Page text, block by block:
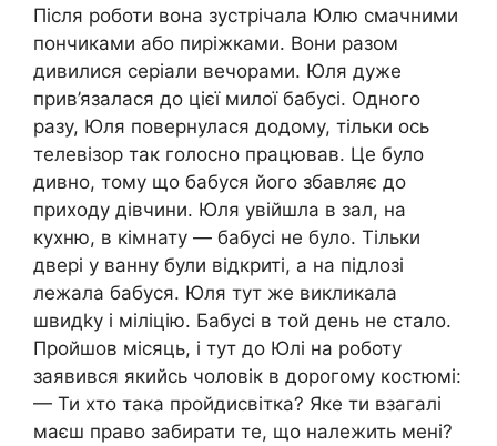
Після роботи вона зустрічала Юлю смачними
пончиками або пиріжками. Вони разом
дивилися серіали вечорами. Юля дуже
прив’язалася до цієї милої бабусі. Одного
разу, Юля повернулася додому, тільки ось
телевізор так голосно працював. Це було
дивно, тому що бабуся його збавляє до
приходу дівчини. Юля увійшла в зал, на
кухню, в кімнату — бабусі не було. Тільки
двері у ванну були відкриті, а на підлозі
лежала бабуся. Юля тут же викликала
швидkу і міліцію. Бабусі в той день не стало.
Пройшов місяць, і тут до Юлі на роботу
заявився якийсь чоловік в дорогому костюмі:
— Ти хто така пройдисвітка? Яке ти взагалі
маєш право забирати те, що належить мені?